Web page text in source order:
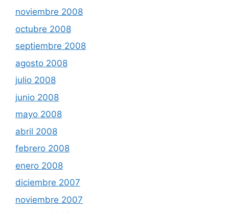
noviembre 2008
octubre 2008
septiembre 2008
agosto 2008
julio 2008
junio 2008
mayo 2008
abril 2008
febrero 2008
enero 2008
diciembre 2007
noviembre 2007